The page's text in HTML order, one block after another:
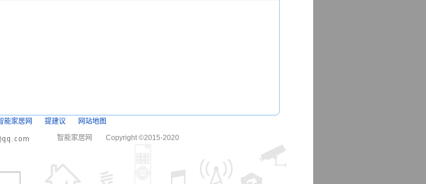
能家居网 提建议
网站地图
智能家居网
Copyright ©2015-2020